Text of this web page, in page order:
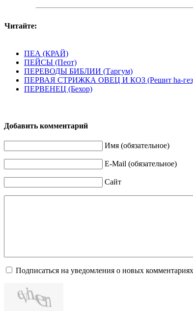
Читайте:
ПЕА (КРАЙ)
ПЕЙСЫ (Пеот)
ПЕРЕВОДЫ БИБЛИИ (Таргум)
ПЕРВАЯ СТРИЖКА ОВЕЦ И КОЗ (Решит hа-
ПЕРВЕНЕЦ (Бехор)
Добавить комментарий
Имя (обязательное)
E-Mail (обязательное)
Сайт
Подписаться на уведомления о новых комментариях